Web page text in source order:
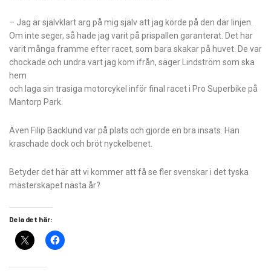
– Jag är självklart arg på mig själv att jag körde på den där linjen.
Om inte seger, så hade jag varit på prispallen garanterat. Det har
varit många framme efter racet, som bara skakar på huvet. De var
chockade och undra vart jag kom ifrån, säger Lindström som ska
hem
och laga sin trasiga motorcykel inför final racet i Pro Superbike på
Mantorp Park.
Även Filip Backlund var på plats och gjorde en bra insats. Han
kraschade dock och bröt nyckelbenet.
Betyder det här att vi kommer att få se fler svenskar i det tyska
mästerskapet nästa år?
Dela det här: